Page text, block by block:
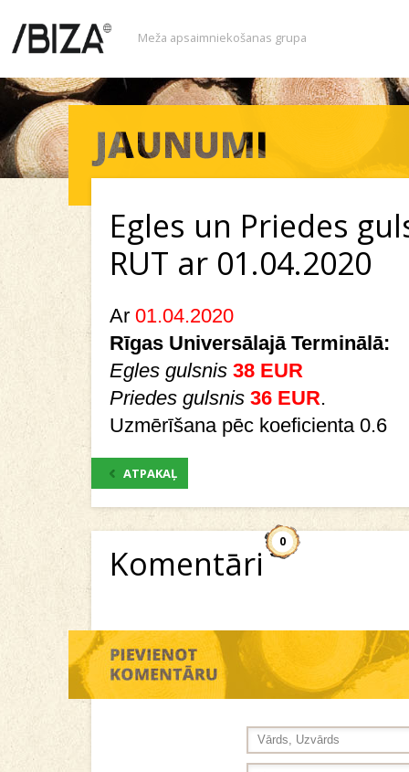
Meža apsaimniekošanas grupa
Egles un Priedes
RUT ar 01.04.2020
Ar 01.04.2020
Rīgas Universālajā Terminālā:
Egles gulsnis 38 EUR
Priedes gulsnis 36 EUR.
Uzmērīšana pēc koeficienta 0.6
ATPAKAĻ
Komentāri
0